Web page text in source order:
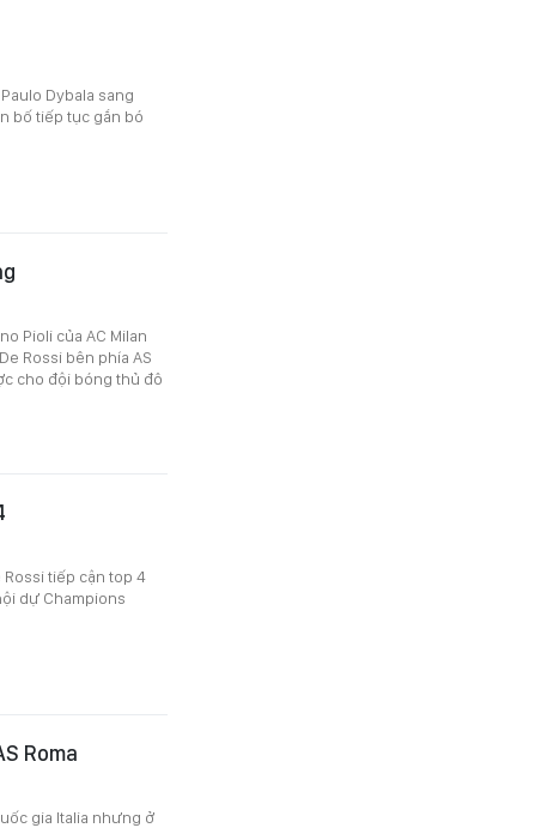
Dybala sang
bố tiếp tục gắn bó
Pioli của AC Milan
Rossi bên phía AS
cho đội bóng thủ đô
Rossi tiếp cận top 4
dự Champions
Roma
gia Italia nhưng ở